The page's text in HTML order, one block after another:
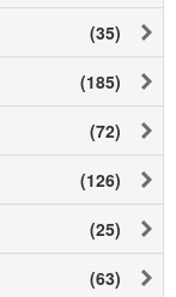
(35)
(185)
(72)
(126)
(25)
(63)